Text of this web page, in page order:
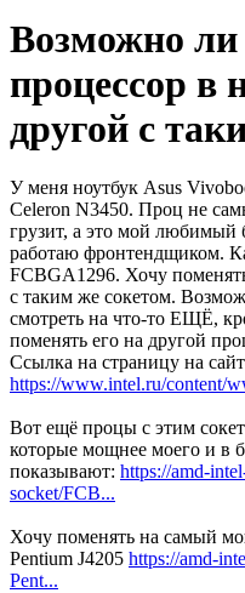
Возможно ли
процессор в
другой с
У меня ноутбук Asus
Celeron N3450. Проц не
грузит, а это мой любимый
работаю фронтендщиком.
FCBGA1296. Хочу
с таким же сокетом.
смотреть на что-то ЕЩЁ,
поменять его на другой
Ссылка на страницу на
https://www.intel.ru/content/
Вот ещё процы с этим
которые мощнее моего и в
показывают: https://amd-
socket/FCB...
Хочу поменять на самый
Pentium J4205 https://amd-
Pent...